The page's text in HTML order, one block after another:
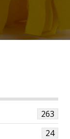
263
24